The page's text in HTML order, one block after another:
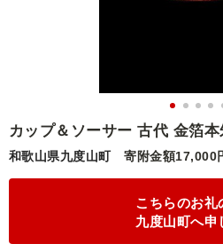
ランキング
カップ＆ソーサー 古代 金箔本
和歌山県九度山町 寄附金額17,000
こちらのお礼
九度山町へ申